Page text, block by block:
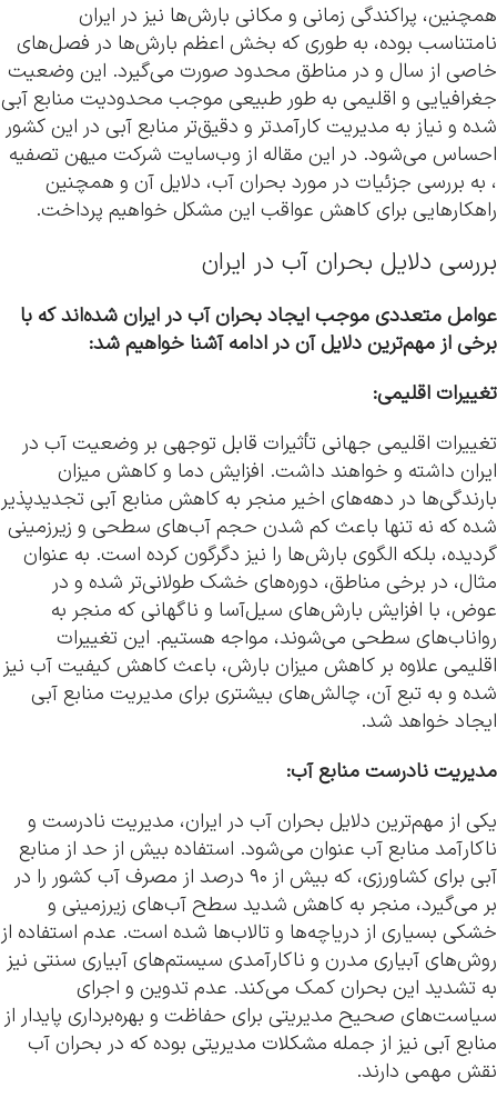
همچنین، پراکندگی زمانی و مکانی بارش‌ها نیز در ایران
نامتناسب بوده، به ‌طوری که بخش اعظم بارش‌ها در فصل‌های
خاصی از سال و در مناطق محدود صورت می‌گیرد. این وضعیت
جغرافیایی و اقلیمی به طور طبیعی موجب محدودیت منابع آبی
شده و نیاز به مدیریت کارآمدتر و دقیق‌تر منابع آبی در این کشور
احساس می‌شود. در این مقاله از وب‌سایت شرکت میهن تصفیه
، به بررسی جزئیات در مورد بحران آب، دلایل آن و همچنین
راهکارهایی برای کاهش عواقب این مشکل خواهیم پرداخت.
بررسی دلایل بحران آب در ایران
عوامل متعددی موجب ایجاد بحران آب در ایران شده‌اند که با
برخی از مهم‌ترین دلایل آن در ادامه آشنا خواهیم شد:
تغییرات اقلیمی:
تغییرات اقلیمی جهانی تأثیرات قابل توجهی بر وضعیت آب در
ایران داشته و خواهند داشت. افزایش دما و کاهش میزان
بارندگی‌ها در دهه‌های اخیر منجر به کاهش منابع آبی تجدیدپذیر
شده که نه تنها باعث کم شدن حجم آب‌های سطحی و زیرزمینی
گردیده، بلکه الگوی بارش‌ها را نیز دگرگون کرده است. به عنوان
مثال، در برخی مناطق، دوره‌های خشک طولانی‌تر شده و در
عوض، با افزایش بارش‌های سیل‌آسا و ناگهانی که منجر به
رواناب‌های سطحی می‌شوند، مواجه هستیم. این تغییرات
اقلیمی علاوه بر کاهش میزان بارش، باعث کاهش کیفیت آب نیز
شده و به تبع آن، چالش‌های بیشتری برای مدیریت منابع آبی
ایجاد خواهد شد.
مدیریت نادرست منابع آب:
یکی از مهم‌ترین دلایل بحران آب در ایران، مدیریت نادرست و
ناکارآمد منابع آب عنوان می‌شود. استفاده بیش از حد از منابع
آبی برای کشاورزی، که بیش از ۹۰ درصد از مصرف آب کشور را در
بر می‌گیرد، منجر به کاهش شدید سطح آب‌های زیرزمینی و
خشکی بسیاری از دریاچه‌ها و تالاب‌ها شده است. عدم استفاده از
روش‌های آبیاری مدرن و ناکارآمدی سیستم‌های آبیاری سنتی نیز
به تشدید این بحران کمک می‌کند. عدم تدوین و اجرای
سیاست‌های صحیح مدیریتی برای حفاظت و بهره‌برداری پایدار از
منابع آبی نیز از جمله مشکلات مدیریتی بوده که در بحران آب
نقش مهمی دارند.